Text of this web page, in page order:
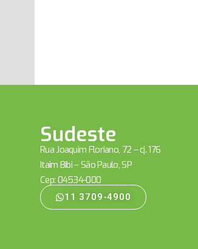
Sudeste
Rua Joaquim Floriano, 72 – cj. 176
Itaim Bibi – São Paulo, SP
Cep: 04534-000
11 3709-4900